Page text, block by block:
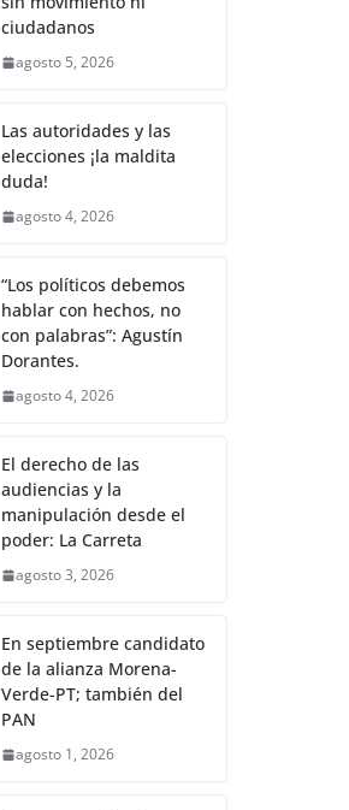
A
p
Li
n
a
ciudadanos
agosto 5, 2026
Las autoridades y las
elecciones ¡la maldita
duda!
agosto 4, 2026
“Los políticos debemos
hablar con hechos, no
con palabras”: Agustín
Dorantes.
agosto 4, 2026
El derecho de las
audiencias y la
manipulación desde el
poder: La Carreta
agosto 3, 2026
En septiembre candidato
de la alianza Morena-
Verde-PT; también del
PAN
agosto 1, 2026